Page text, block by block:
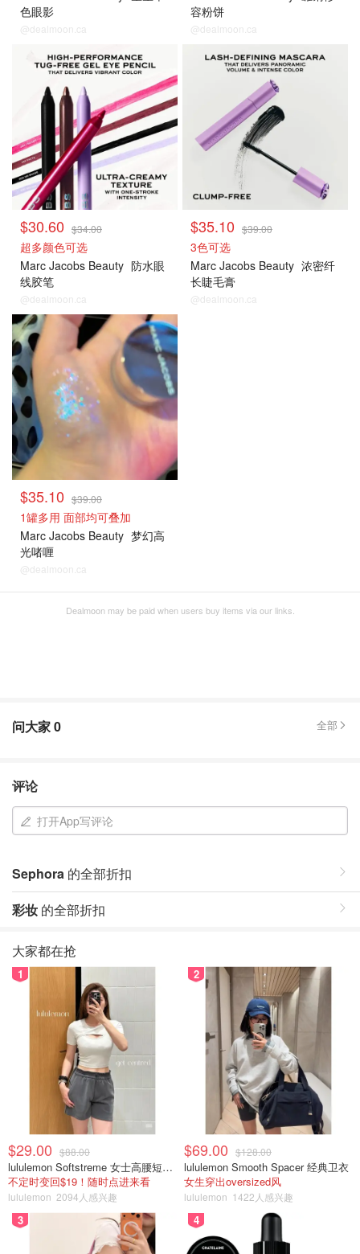
色眼影
@dealmoon.ca
容粉饼
@dealmoon.ca
$30.60 $34.00
超多颜色可选
Marc Jacobs Beauty 防水眼
线胶笔
@dealmoon.ca
$35.10 $39.00
3色可选
Marc Jacobs Beauty 浓密纤
长睫毛膏
@dealmoon.ca
$35.10 $39.00
1罐多用 面部均可叠加
Marc Jacobs Beauty 梦幻高
光啫喱
@dealmoon.ca
Dealmoon may be paid when users buy items via our links.
问大家0 全部
评论
打开App写评论
Sephora 的全部折扣
彩妆 的全部折扣
大家都在抢
1
$29.00 $88.00
lululemon Softstreme 女士高腰短裤 10cm
不定时变回$19！随时点进来看
lululemon 2094人感兴趣
2
$69.00 $128.00
lululemon Smooth Spacer 经典卫衣
女生穿出oversized风
lululemon 1422人感兴趣
3 4